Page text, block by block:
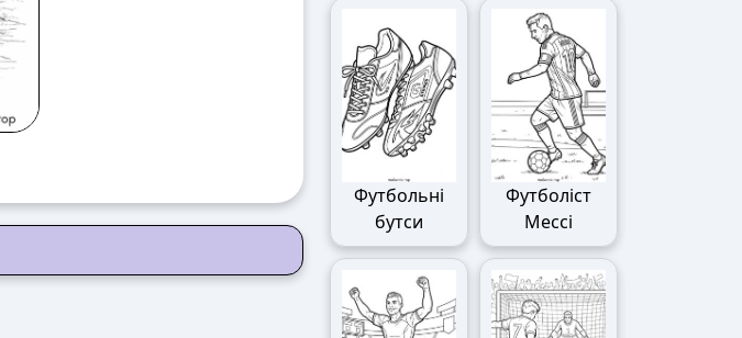
Футбольні
бутси
Футболіст
Мессі